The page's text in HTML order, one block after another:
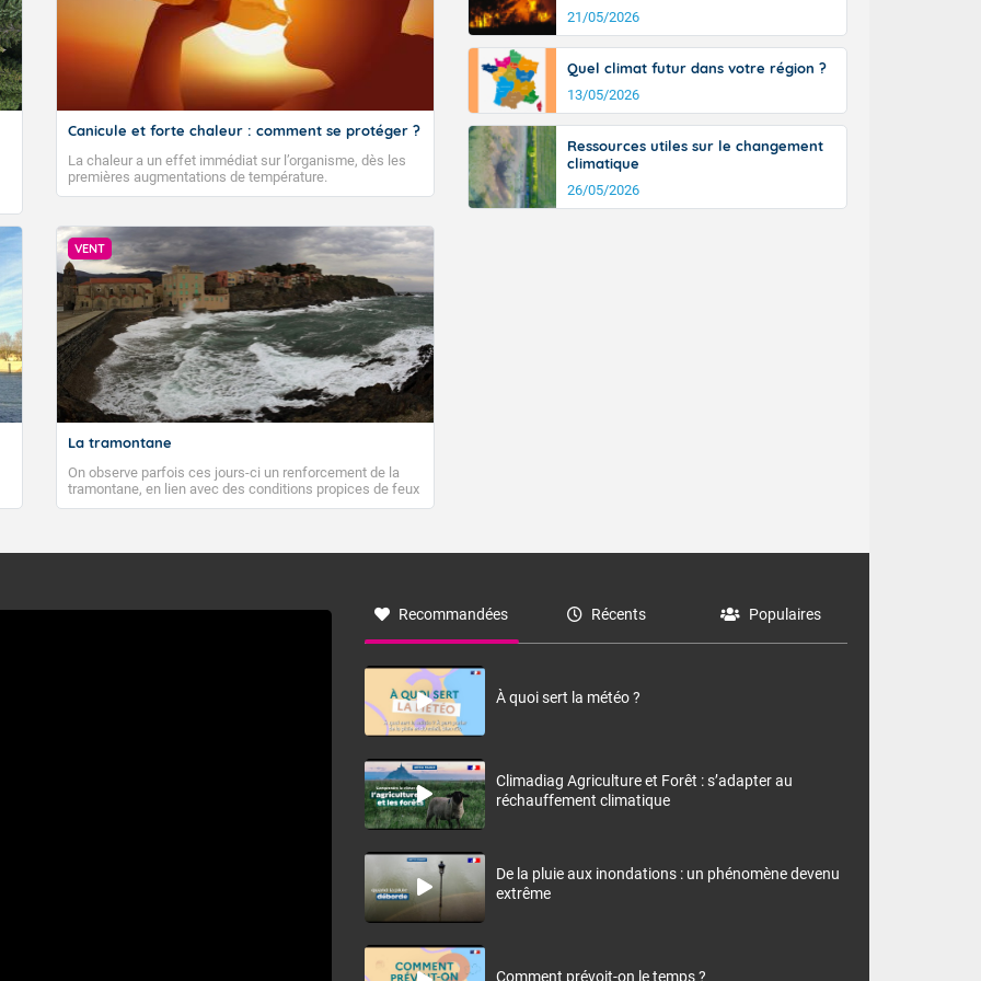
Canicule et forte chaleur : comment se protéger ?
La chaleur a un effet immédiat sur l’organisme, dès les
premières augmentations de température.
VENT
La tramontane
On observe parfois ces jours-ci un renforcement de la
tramontane, en lien avec des conditions propices de feux
de forêt. Mais qu'est-ce que la tramontane ? Quelles sont
à nord-ouest, dans un secteur qui part du Roussillon à la
monts, en allusion aux régions montagneuses d’où
21/05/2026
Quel climat futur dans votre région ?
13/05/2026
Ressources utiles sur le changement
climatique
26/05/2026
Recommandées Récents Populaires
À quoi sert la météo ?
Climadiag Agriculture et Forêt : s’adapter au
réchauffement climatique
De la pluie aux inondations : un phénomène devenu
extrême
Comment prévoit-on le temps ?